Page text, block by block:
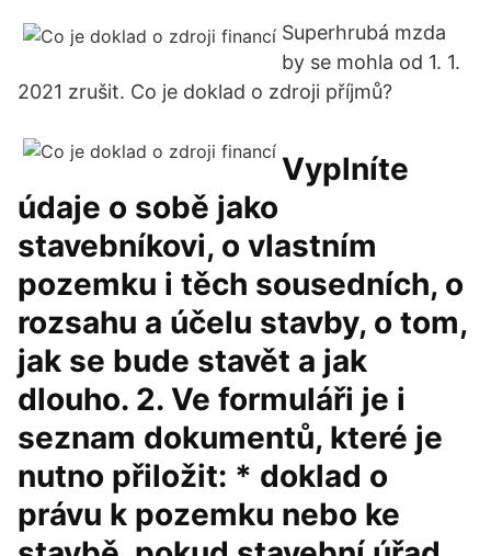
Superhrubá mzda
by se mohla od 1. 1.
2021 zrušit. Co je doklad o zdroji příjmů?
Vyplníte
údaje o sobě jako
stavebníkovi, o vlastním
pozemku i těch sousedních, o
rozsahu a účelu stavby, o tom,
jak se bude stavět a jak
dlouho. 2. Ve formuláři je i
seznam dokumentů, které je
nutno přiložit: * doklad o
právu k pozemku nebo ke